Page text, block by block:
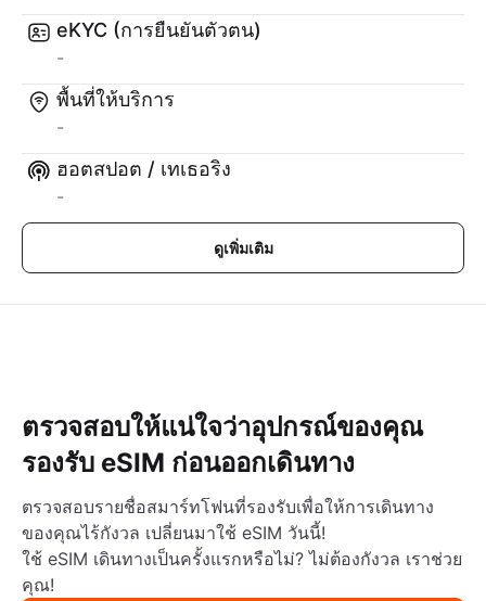
eKYC (การยืนยันตัวตน)
-
พื้นที่ให้บริการ
-
ฮอตสปอต / เทเธอริง
-
ดูเพิ่มเติม
ตรวจสอบให้แน่ใจว่าอุปกรณ์ของคุณ
รองรับ eSIM ก่อนออกเดินทาง
ตรวจสอบรายชื่อสมาร์ทโฟนที่รองรับเพื่อให้การเดินทาง
ของคุณไร้กังวล เปลี่ยนมาใช้ eSIM วันนี้!
ใช้ eSIM เดินทางเป็นครั้งแรกหรือไม่? ไม่ต้องกังวล เราช่วย
คุณ!